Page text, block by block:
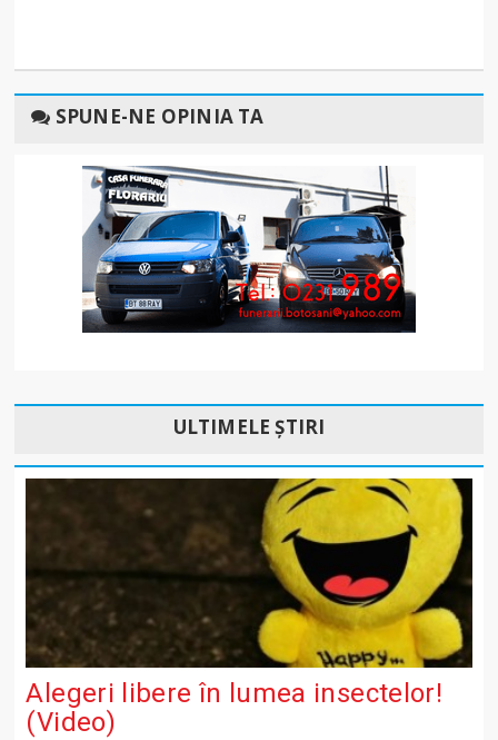
SPUNE-NE OPINIA TA
ULTIMELE ȘTIRI
Alegeri libere în lumea insectelor!
(Video)